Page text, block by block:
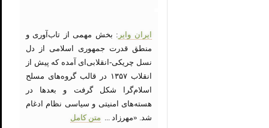
ایران وایر : بخش مهمی از تاب‌آوری و
منطق قدرت جمهوری اسلامی از دل
نسل چریکی-انقلابی‌ای آمده که پیش از
انقلاب ۱۳۵۷ در قالب گروه‌های مسلح
اسلام‌گرا شکل گرفت و بعدها در
هسته‌های امنیتی و سیاسی نظام ادغام
شد. «مهرزاد ... متن کامل